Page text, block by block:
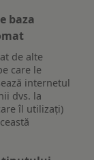
baza
de alte
care le
internetul
dvs. la
îl utilizați)